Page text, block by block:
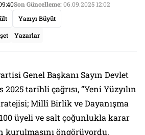
Son Güncelleme:06.09.2025 12:02
Yazıyı Büyüt
Yazarlar
Genel Başkanı Sayın Devlet
2025 tarihli çağrısı, “Yeni Yüzyılın
Millî Birlik ve Dayanışma
üyeli ve salt çoğunlukla karar
kurulmasını öngörüyordu.